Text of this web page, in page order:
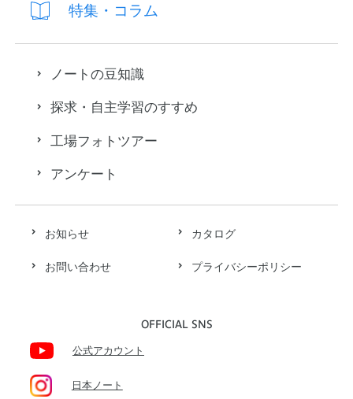
お知らせ カタログ
お問い合わせ プライバシーポリシー
OFFICIAL SNS
公式アカウント
日本ノート
特集・コラム
ノートの豆知識
探求・自主学習のすすめ
工場フォトツアー
アンケート